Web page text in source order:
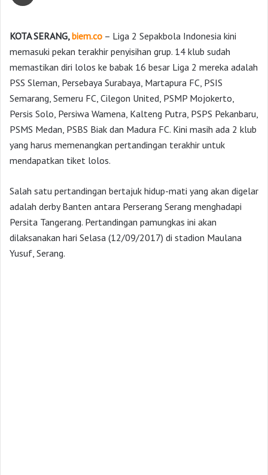
KOTA SERANG,biem.co – Liga 2 Sepakbola Indonesia kini
memasuki pekan terakhir penyisihan grup. 14 klub sudah
memastikan diri lolos ke babak 16 besar Liga 2 mereka adalah
PSS Sleman, Persebaya Surabaya, Martapura FC, PSIS
Semarang, Semeru FC, Cilegon United, PSMP Mojokerto,
Persis Solo, Persiwa Wamena, Kalteng Putra, PSPS Pekanbaru,
PSMS Medan, PSBS Biak dan Madura FC. Kini masih ada 2 klub
yang harus memenangkan pertandingan terakhir untuk
mendapatkan tiket lolos.
Salah satu pertandingan bertajuk hidup-mati yang akan digelar
adalah derby Banten antara Perserang Serang menghadapi
Persita Tangerang. Pertandingan pamungkas ini akan
dilaksanakan hari Selasa (12/09/2017) di stadion Maulana
Yusuf, Serang.